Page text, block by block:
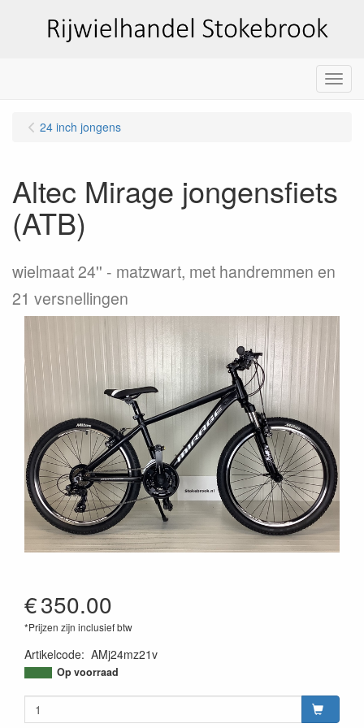
Menu
24 inch jongens
Altec Mirage jongensfiets
(ATB)
wielmaat 24''
matzwart, met handremmen en
21 versnellingen
€350.00
*Prijzen zijn inclusief btw
Artikelcode: AMj24mz21v
Op voorraad